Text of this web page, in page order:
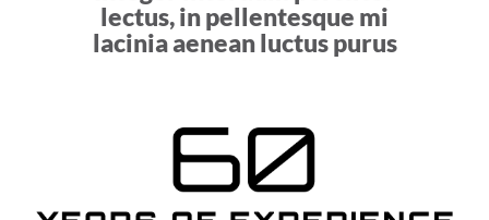
lectus, in pellentesque mi
lacinia aenean luctus purus